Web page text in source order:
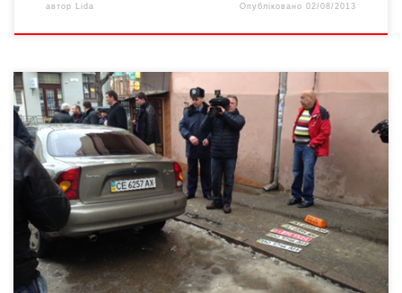
автор Lida Опубліковано02/08/2013
Бо ті за ним стежили У суботу, повертаючись із запису
програми на студії ТВА в Чернівцях, Арсеній Петрович помітив
два автомобілі, з яких за ним велося спостереження. Разом із
групою народних депутатів одне авто вдалося зупинити, друге
втекло. Депутати викликали наряд міліції та зробили заяву про
вчинення кримінального правопорушення, – […]